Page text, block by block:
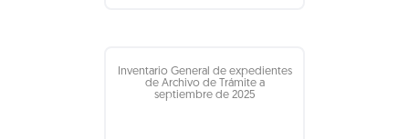
Inventario General de expedientes
de Archivo de Trámite a
septiembre de 2025